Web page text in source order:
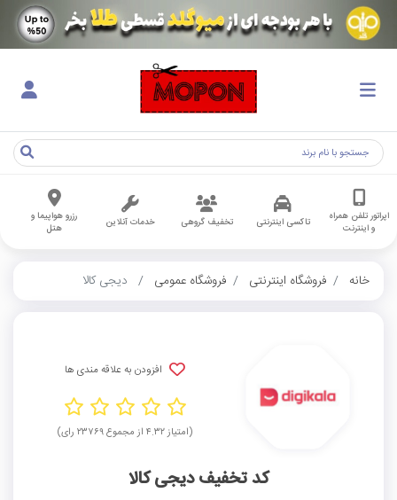
اپراتور تلفن همراه
و اینترنت
تاکسی اینترنتی تخفیف گروهی خدمات آنلاین
رزرو هواپیما و
هتل
خانه فروشگاه اینترنتی فروشگاه عمومی دیجی کالا
افزودن به علاقه مندی ها
(امتیاز ۴.۳۲ از مجموع ۲۳۷۶۹ رای)
کد تخفیف دیجی کالا